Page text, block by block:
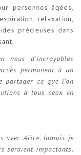
personnes âgées,
relaxation,
précieuses dans
d’incroyables
permanent à un
ce que l’on
à tous ceux en
avec Alice. Jamais je
seraient impactants.